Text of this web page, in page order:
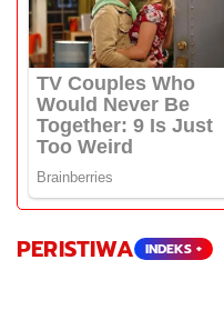
PERISTIWA INDEKS +